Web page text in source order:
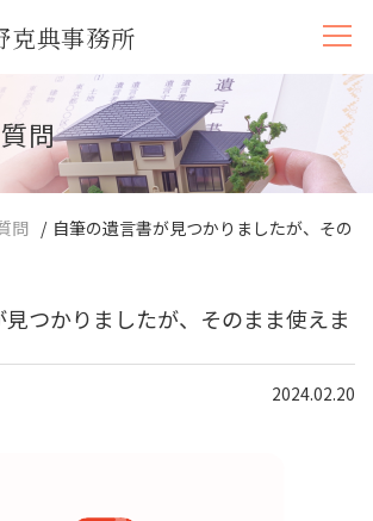
克典事務所
問
問 / 自筆の遺言書が見つかりましたが、その
つかりましたが、そのまま使えま
2024.02.20